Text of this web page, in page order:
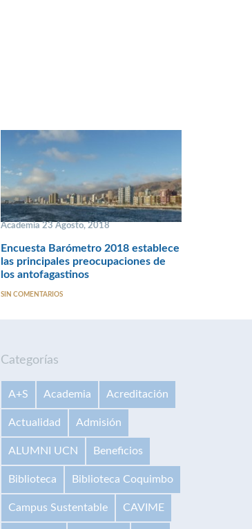
Academia 23 Agosto, 2018
Encuesta Barómetro 2018 establece
las principales preocupaciones de
los antofagastinos
SIN COMENTARIOS
Categorías
A+S Academia Acreditación
Actualidad Admisión
ALUMNI UCN Beneficios
Biblioteca Biblioteca Coquimbo
Campus Sustentable CAVIME